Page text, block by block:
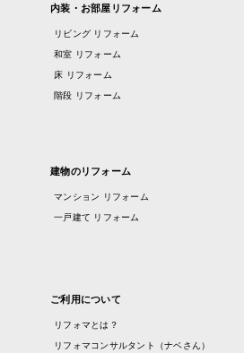
内装・お部屋リフォーム
リビング リフォーム
和室 リフォーム
床 リフォーム
階段 リフォーム
建物のリフォーム
マンション リフォーム
一戸建て リフォーム
ご利用について
リフォマとは？
リフォマコンサルタント（ナベさん）